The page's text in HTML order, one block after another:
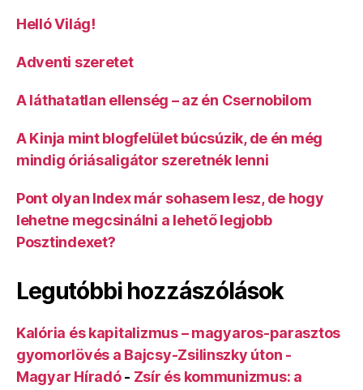
Helló Világ!
Adventi szeretet
A láthatatlan ellenség – az én Csernobilom
A Kinja mint blogfelület búcsúzik, de én még
mindig óriásaligátor szeretnék lenni
Pont olyan Index már sohasem lesz, de hogy
lehetne megcsinálni a lehető legjobb
Posztindexet?
Legutóbbi hozzászólások
Kalória és kapitalizmus – magyaros-parasztos
gyomorlövés a Bajcsy-Zsilinszky úton -
Magyar Híradó- Zsír és kommunizmus: a